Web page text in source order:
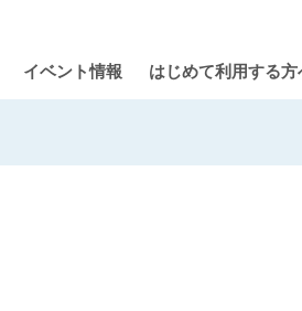
イベント情報 はじめて利用する方